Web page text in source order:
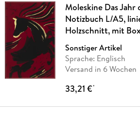
Moleskine Das Jahr
Notizbuch L/A5,
Holzschnitt, mit Box
Sonstiger Artikel
Sprache: Englisch
Versand in 6 Wochen
33,21 €*